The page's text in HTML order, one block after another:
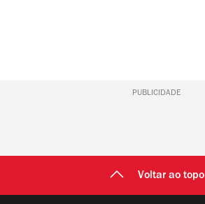
PUBLICIDADE
Voltar ao topo